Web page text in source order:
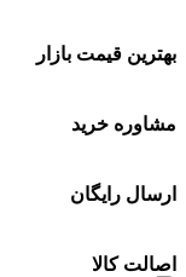
بهترین قیمت بازار
مشاوره خرید
ارسال رایگان
اصالت کالا